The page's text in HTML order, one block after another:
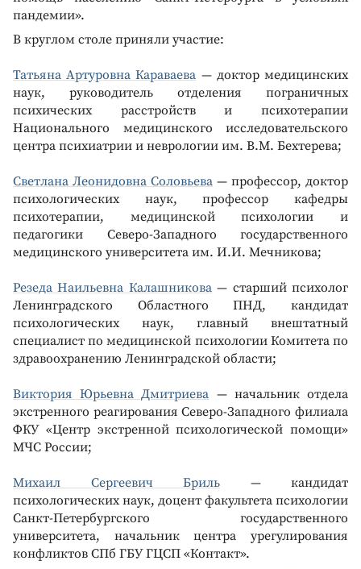
пандемии».
В круглом столе приняли участие:
Татьяна Артуровна Караваева — доктор медицинских
наук, руководитель отделения пограничных
психических расстройств и психотерапии
Национального медицинского исследовательского
центра психиатрии и неврологии им. В.М. Бехтерева;
Светлана Леонидовна Соловьева — профессор, доктор
психологических наук, профессор кафедры
психотерапии, медицинской психологии и
педагогики Северо-Западного государственного
медицинского университета им. И.И. Мечникова;
Резеда Наильевна Калашникова— старший психолог
Ленинградского Областного ПНД, кандидат
психологических наук, главный внештатный
специалист по медицинской психологии Комитета по
здравоохранению Ленинградской области;
Виктория Юрьевна Дмитриева — начальник отдела
экстренного реагирования Северо-Западного филиала
ФКУ «Центр экстренной психологической помощи»
МЧС России;
Михаил Сергеевич Бриль — кандидат
психологических наук, доцент факультета психологии
Санкт-Петербургского государственного
университета, начальник центра урегулирования
конфликтов СПб ГБУ ГЦСП «Контакт».